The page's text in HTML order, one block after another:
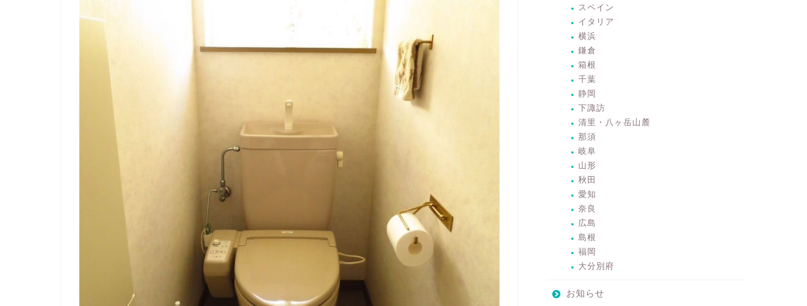
スペイン
イタリア
横浜
鎌倉
箱根
千葉
静岡
下諏訪
清里・八ヶ岳山麓
那須
岐阜
山形
秋田
愛知
奈良
広島
島根
福岡
大分別府
お知らせ